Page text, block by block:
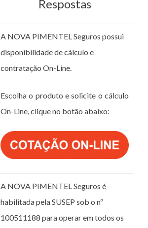
Respostas
A NOVA PIMENTEL Seguros possui
disponibilidade de cálculo e
contratação On-Line.
Escolha o produto e solicite o cálculo
On-Line, clique no botão abaixo:
A NOVA PIMENTEL Seguros é
habilitada pela SUSEP sob o nº
100511188 para operar em todos os